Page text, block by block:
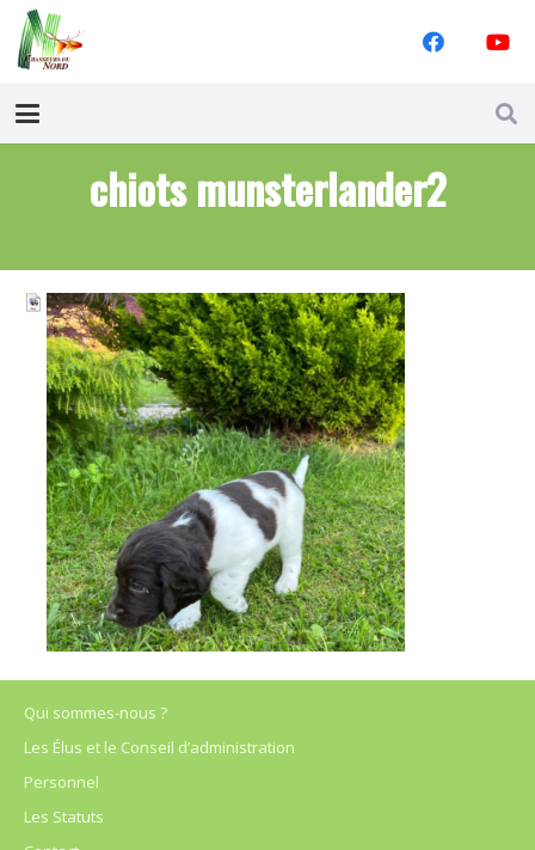
chiots munsterlander2
Qui sommes-nous ?
Les Élus et le Conseil d’administration
Personnel
Les Statuts